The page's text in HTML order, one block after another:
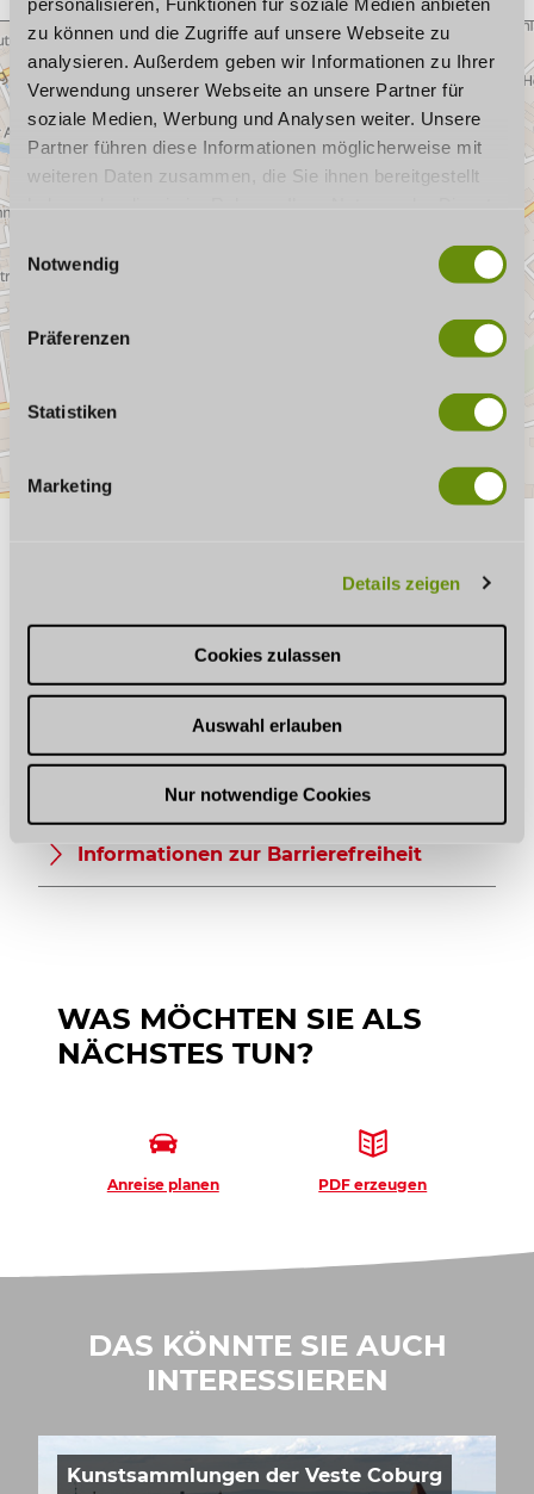
zu können und die Zugriffe auf unsere Webseite zu
analysieren. Außerdem geben wir Informationen zu Ihrer
Verwendung unserer Webseite an unsere Partner für
soziale Medien, Werbung und Analysen weiter. Unsere
Partner führen diese Informationen möglicherweise mit
weiteren Daten zusammen, die Sie ihnen bereitgestellt
ablehnen, kann es sein, dass Darstellungen nicht
vollständig sind oder Anwendungen nicht zur Verfügung
i
n
w
l
l
u
Notwendig
Präferenzen
Statistiken
Marketing
Details zeigen
Cookies zulassen
Auswahl erlauben
Nur notwendige Cookies
Öffnungszeiten
Zahlungsmöglichkeiten
Informationen zur Barrierefreiheit
WAS MÖCHTEN SIE ALS
NÄCHSTES TUN?
Anreise planen PDF erzeugen
DAS KÖNNTE SIE AUCH
INTERESSIEREN
Kunstsammlungen der Veste Coburg